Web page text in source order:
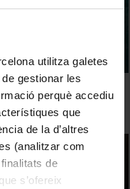
utilitza galetes
gestionar les
perquè accediu
que
de la d’altres
(analitzar com
de
s’ofereix
Social i Cultural i